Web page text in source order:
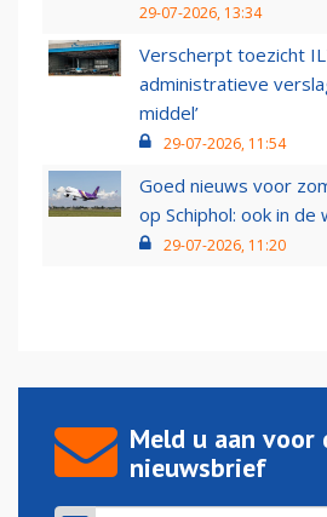
29-07-2026, 13:34
Verscherpt toezicht
administratieve
middel’
29-07-2026, 11:54
Goed nieuws voor
op Schiphol: ook in
29-07-2026, 11:20
Meld u aan voor
nieuwsbrief